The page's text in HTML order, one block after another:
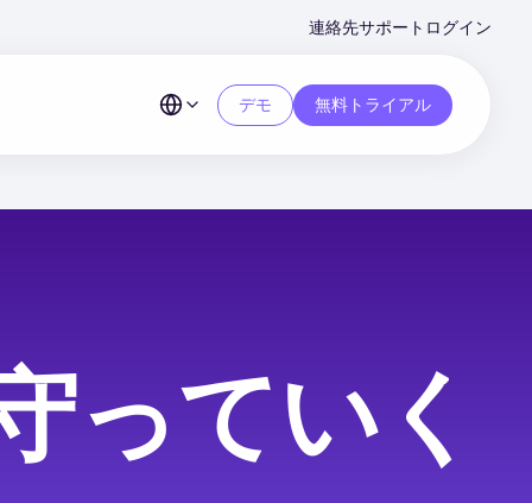
Menu
連絡先サポート ログイン
デモ 無料トライアル
っていく